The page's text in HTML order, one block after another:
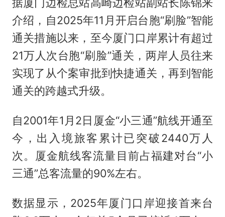
介绍，自2025年11月开启台胞“刷脸”智能
通关措施以来，至今厦门口岸累计有超过
21万人次台胞“刷脸”通关，两岸人员往来
实现了从个案审批到快捷通关，再到智能
通关的跨越式升级。
自2001年1月2日厦金“小三通”航线开通至
今，出入境旅客累计已突破2440万人
次。厦金航线客流量目前占福建对台“小
三通”总客流量的90%左右。
数据显示，2025年厦门口岸迎接首来台